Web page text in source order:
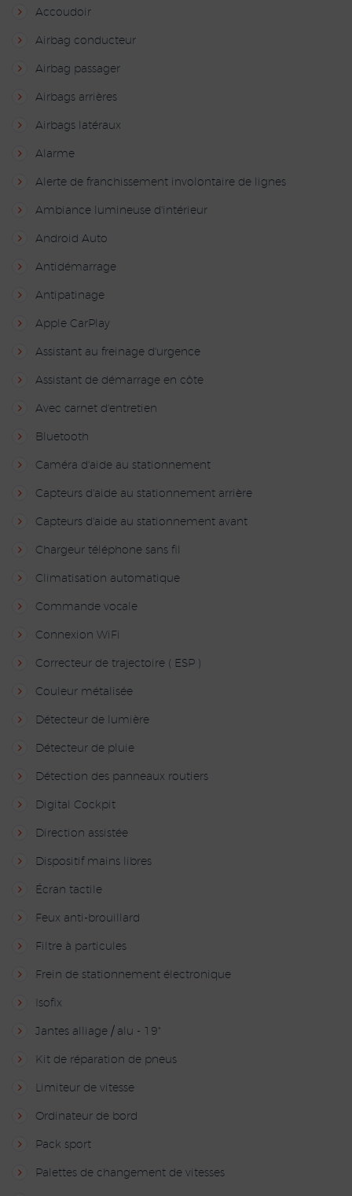
Accoudoir
Airbag conducteur
Airbag passager
Airbags arrières
Airbags latéraux
Alarme
Alerte de franchissement involontaire de lignes
Ambiance lumineuse d'intérieur
Android Auto
Antidémarrage
Antipatinage
Apple CarPlay
Assistant au freinage d'urgence
Assistant de démarrage en côte
Avec carnet d'entretien
Bluetooth
Caméra d'aide au stationnement
Capteurs d'aide au stationnement arrière
Capteurs d'aide au stationnement avant
Chargeur téléphone sans fil
Climatisation automatique
Commande vocale
Connexion WiFi
Correcteur de trajectoire ( ESP )
Couleur métalisée
Détecteur de lumière
Détecteur de pluie
Détection des panneaux routiers
Digital Cockpit
Direction assistée
Dispositif mains libres
Écran tactile
Feux anti-brouillard
Filtre à particules
Frein de stationnement électronique
Isofix
Jantes alliage / alu - 19"
Kit de réparation de pneus
Limiteur de vitesse
Ordinateur de bord
Pack sport
Palettes de changement de vitesses